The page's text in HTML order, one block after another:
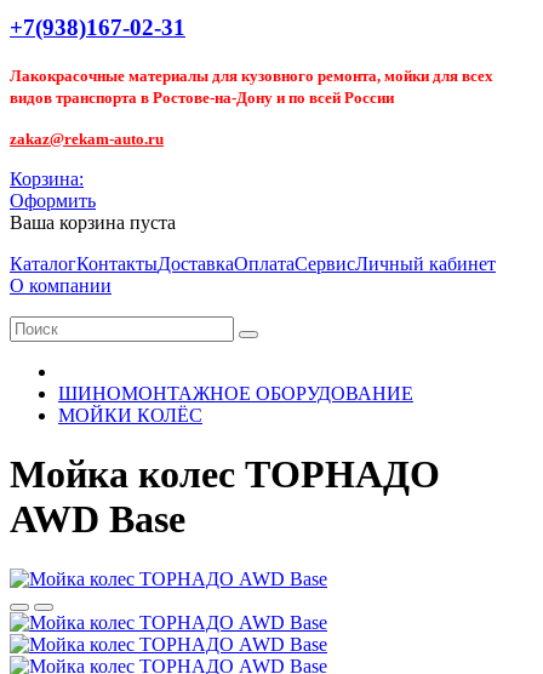
+7(938)167-02-31
Лакокрасочные материалы для кузовного ремонта, мойки для всех
видов транспорта в Ростове-на-Дону и по всей России
zakaz@rekam-auto.ru
Корзина:
Оформить
Ваша корзина пуста
КаталогКонтактыДоставкаОплатаСервисЛичный кабинет
О компании
ШИНОМОНТАЖНОЕ ОБОРУДОВАНИЕ
МОЙКИ КОЛЁС
Мойка колес ТОРНАДО
AWD Base